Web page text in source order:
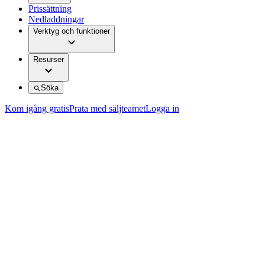
Prissättning
Nedladdningar
Verktyg och funktioner
Resurser
Söka
Kom igång gratisPrata med säljteametLogga in